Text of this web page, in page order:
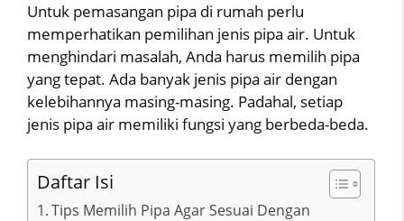
Untuk pemasangan pipa di rumah perlu
memperhatikan pemilihan jenis pipa air. Untuk
menghindari masalah, Anda harus memilih pipa
yang tepat. Ada banyak jenis pipa air dengan
kelebihannya masing-masing. Padahal, setiap
jenis pipa air memiliki fungsi yang berbeda-beda.
Daftar Isi
Tips Memilih Pipa Agar Sesuai Dengan